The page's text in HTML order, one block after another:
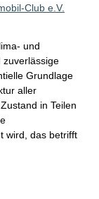
Club e.V.
und
zuverlässige
Grundlage
aller
in Teilen
wird, das betrifft